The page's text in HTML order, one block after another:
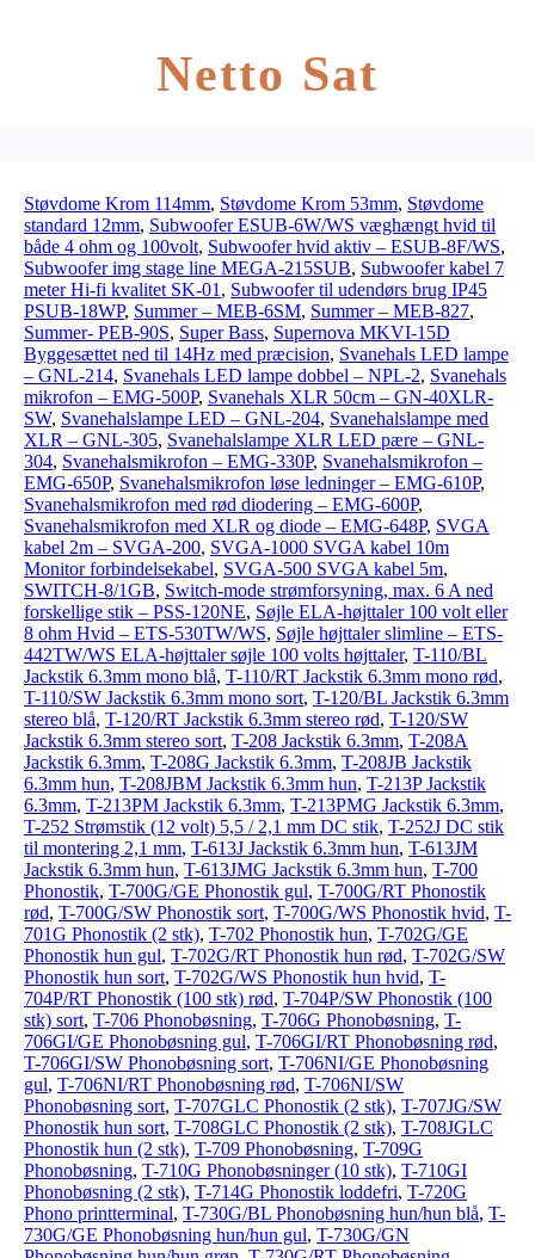
Netto Sat
Støvdome Krom 114mm, Støvdome Krom 53mm, Støvdome
standard 12mm, Subwoofer ESUB-6W/WS væghængt hvid til
både 4 ohm og 100volt, Subwoofer hvid aktiv – ESUB-8F/WS,
Subwoofer img stage line MEGA-215SUB, Subwoofer kabel 7
meter Hi-fi kvalitet SK-01 , Subwoofer til udendørs brug IP45
PSUB-18WP, Summer – MEB-6SM, Summer – MEB-827,
Summer- PEB-90S, Super Bass, Supernova MKVI-15D
Byggesættet ned til 14Hz med præcision, Svanehals LED lampe
– GNL-214, Svanehals LED lampe dobbel – NPL-2, Svanehals
mikrofon – EMG-500P, Svanehals XLR 50cm – GN-40XLR-
SW, Svanehalslampe LED – GNL-204, Svanehalslampe med
XLR – GNL-305, Svanehalslampe XLR LED pære – GNL-
304, Svanehalsmikrofon – EMG-330P, Svanehalsmikrofon –
EMG-650P, Svanehalsmikrofon løse ledninger – EMG-610P,
Svanehalsmikrofon med rød diodering – EMG-600P,
Svanehalsmikrofon med XLR og diode – EMG-648P, SVGA
kabel 2m – SVGA-200, SVGA-1000 SVGA kabel 10m
Monitor forbindelsekabel, SVGA-500 SVGA kabel 5m,
SWITCH-8/1GB, Switch-mode strømforsyning, max. 6 A ned
forskellige stik – PSS-120NE, Søjle ELA-højttaler 100 volt eller
8 ohm Hvid – ETS-530TW/WS, Søjle højttaler slimline – ETS-
442TW/WS ELA-højttaler søjle 100 volts højttaler, T-110/BL
Jackstik 6.3mm mono blå, T-110/RT Jackstik 6.3mm mono rød,
T-110/SW Jackstik 6.3mm mono sort, T-120/BL Jackstik 6.3mm
stereo blå, T-120/RT Jackstik 6.3mm stereo rød, T-120/SW
Jackstik 6.3mm stereo sort, T-208 Jackstik 6.3mm, T-208A
Jackstik 6.3mm, T-208G Jackstik 6.3mm, T-208JB Jackstik
6.3mm hun, T-208JBM Jackstik 6.3mm hun, T-213P Jackstik
6.3mm, T-213PM Jackstik 6.3mm, T-213PMG Jackstik 6.3mm,
T-252 Strømstik (12 volt) 5,5 / 2,1 mm DC stik, T-252J DC stik
til montering 2,1 mm, T-613J Jackstik 6.3mm hun, T-613JM
Jackstik 6.3mm hun, T-613JMG Jackstik 6.3mm hun, T-700
Phonostik, T-700G/GE Phonostik gul, T-700G/RT Phonostik
rød, T-700G/SW Phonostik sort, T-700G/WS Phonostik hvid, T-
701G Phonostik (2 stk), T-702 Phonostik hun, T-702G/GE
Phonostik hun gul, T-702G/RT Phonostik hun rød, T-702G/SW
Phonostik hun sort, T-702G/WS Phonostik hun hvid, T-
704P/RT Phonostik (100 stk) rød, T-704P/SW Phonostik (100
stk) sort, T-706 Phonobøsning, T-706G Phonobøsning, T-
706GI/GE Phonobøsning gul, T-706GI/RT Phonobøsning rød,
T-706GI/SW Phonobøsning sort, T-706NI/GE Phonobøsning
gul, T-706NI/RT Phonobøsning rød, T-706NI/SW
Phonobøsning sort, T-707GLC Phonostik (2 stk), T-707JG/SW
Phonostik hun sort, T-708GLC Phonostik (2 stk), T-708JGLC
Phonostik hun (2 stk), T-709 Phonobøsning, T-709G
Phonobøsning, T-710G Phonobøsninger (10 stk), T-710GI
Phonobøsning (2 stk), T-714G Phonostik loddefri, T-720G
Phono printterminal, T-730G/BL Phonobøsning hun/hun blå, T-
730G/GE Phonobøsning hun/hun gul, T-730G/GN